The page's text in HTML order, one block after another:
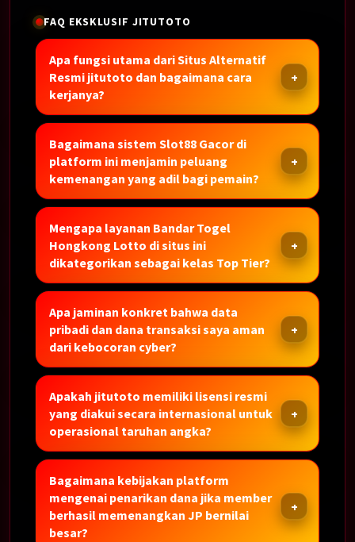
FAQ EKSKLUSIF JITUTOTO
Apa fungsi utama dari Situs Alternatif
Resmi jitutoto dan bagaimana cara
kerjanya?
Bagaimana sistem Slot88 Gacor di
platform ini menjamin peluang
kemenangan yang adil bagi pemain?
Mengapa layanan Bandar Togel
Hongkong Lotto di situs ini
dikategorikan sebagai kelas Top Tier?
Apa jaminan konkret bahwa data
pribadi dan dana transaksi saya aman
dari kebocoran cyber?
Apakah jitutoto memiliki lisensi resmi
yang diakui secara internasional untuk
operasional taruhan angka?
Bagaimana kebijakan platform
mengenai penarikan dana jika member
berhasil memenangkan JP bernilai
besar?